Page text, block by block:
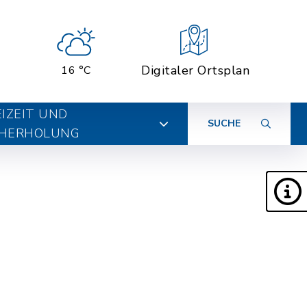
16 °C Digitaler Ortsplan
UND
SUCHE